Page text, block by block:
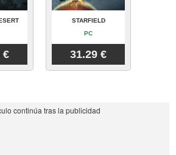
€
STARFIELD
PC
31.29 €